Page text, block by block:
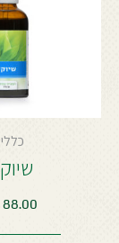
כללי
88.00